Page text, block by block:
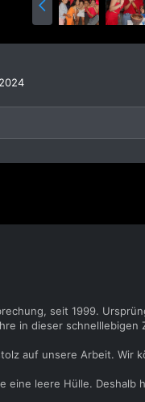
seit 1999.
in dieser schnelllebigen
auf unsere Arbeit. Wir
eine leere Hülle.